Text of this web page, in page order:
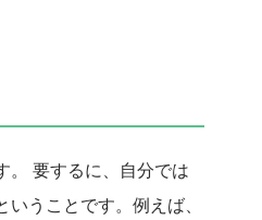
。 要するに、自分では
うことです。例えば、